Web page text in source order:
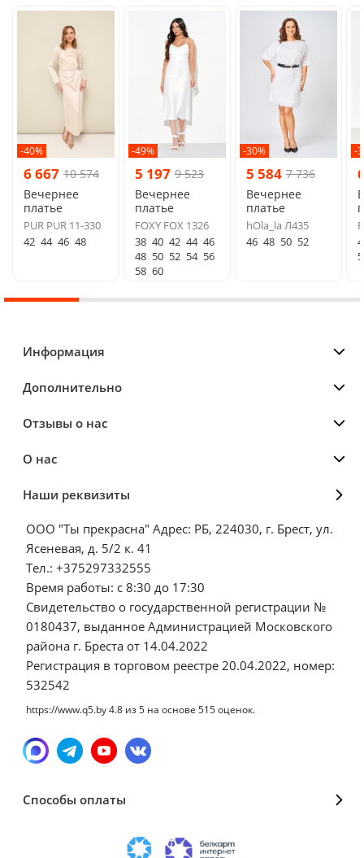
-40%
6 667 10 574
Вечернее
платье
PUR PUR 11-330
42 44 46 48
-49%
5 197 9 523
Вечернее
платье
FOXY FOX 1326
38 40 42 44 46
48 50 52 54 56
58 60
-30%
5 584 7 736
Вечернее
платье
hOla_la Л435
46 48 50 52
-
Информация
Дополнительно
Отзывы о нас
О нас
Наши реквизиты
ООО "Ты прекрасна" Адрес: РБ, 224030, г. Брест, ул.
Ясеневая, д. 5/2 к. 41
Тел.: +375297332555
Время работы: с 8:30 до 17:30
Свидетельство о государственной регистрации №
0180437, выданное Администрацией Московского
района г. Бреста от 14.04.2022
Регистрация в торговом реестре 20.04.2022, номер:
532542
https://www.q5.by4.8 из5 на основе 515оценок.
Способы оплаты